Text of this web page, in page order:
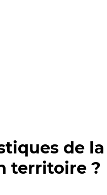
de
territoire ?